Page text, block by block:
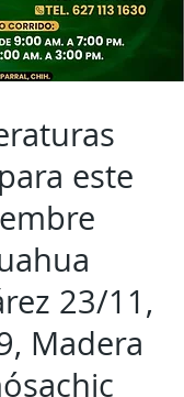
este
23/11,
Madera